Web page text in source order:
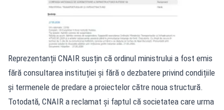
Reprezentanții CNAIR susțin că ordinul ministrului a fost emis
fără consultarea instituției și fără o dezbatere privind condițiile
și termenele de predare a proiectelor către noua structură.
Totodată, CNAIR a reclamat și faptul că societatea care urma